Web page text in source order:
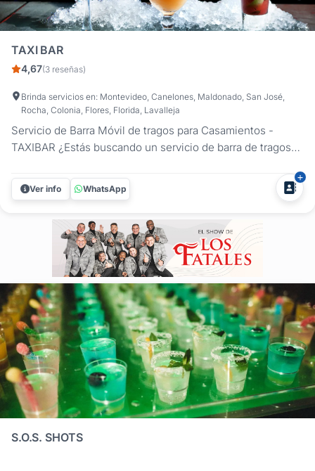
TAXI BAR
4,67(3 reseñas)
Brinda servicios en: Montevideo, Canelones, Maldonado, San José,
Rocha, Colonia, Flores, Florida, Lavalleja
Servicio de Barra Móvil de tragos para Casamientos -
TAXIBAR ¿Estás buscando un servicio de barra de tragos
una experiencia única con un servicio de barra móvil que
eleva tu evento. Especializados en casamientos, llevamos
Ver info WhatsApp
S.O.S. SHOTS